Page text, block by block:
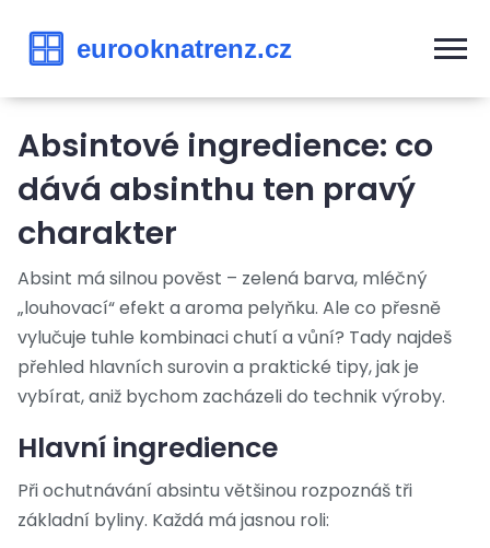
Absintové ingredience: co
dává absinthu ten pravý
charakter
Absint má silnou pověst – zelená barva, mléčný
„louhovací“ efekt a aroma pelyňku. Ale co přesně
vylučuje tuhle kombinaci chutí a vůní? Tady najdeš
přehled hlavních surovin a praktické tipy, jak je
vybírat, aniž bychom zacházeli do technik výroby.
Hlavní ingredience
Při ochutnávání absintu většinou rozpoznáš tři
základní byliny. Každá má jasnou roli: